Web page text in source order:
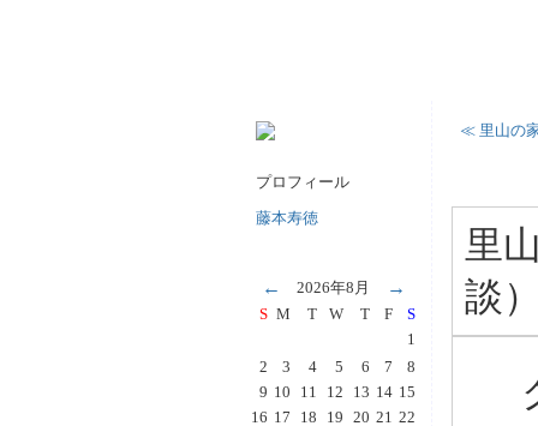
プロフィール
藤本寿徳
← 2026年8月 →
S M T W T F
S
1
2
3 4 5 6 7
8
9 10 11 12 13 14 15
16 17 18 19 20 21 22
≪ 里山の
里
談